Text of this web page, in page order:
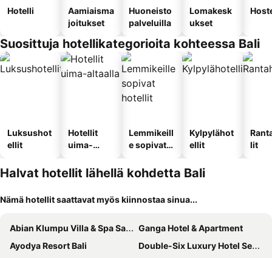
Hotelli
Aamiaisma
joitukset
Huoneisto
palveluilla
Lomakesk
ukset
Suosittuja hotellikategorioita kohteessa Bali
Luksushot
ellit
Hotellit
uima-
Lemmikeill
e sopivat
Kylpylähot
ellit
lit
Halvat hotellit lähellä kohdetta Bali
Nämä hotellit saattavat myös kiinnostaa sinua...
Abian Klumpu Villa & Spa Sanur Bali
Ganga Hotel & Apartment
Ayodya Resort Bali
Double-Six Luxury Hotel Seminyak